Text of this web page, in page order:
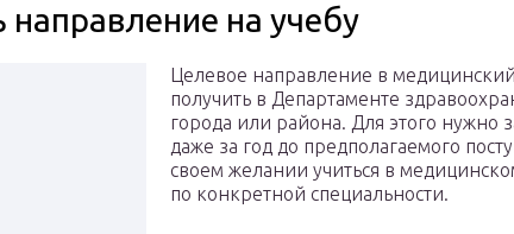
направление на учебу
Целевое направление в
получить в Департаменте
города или района. Для этого нужно
даже за год до предполагаемого
своем желании учиться в
по конкретной специальности.